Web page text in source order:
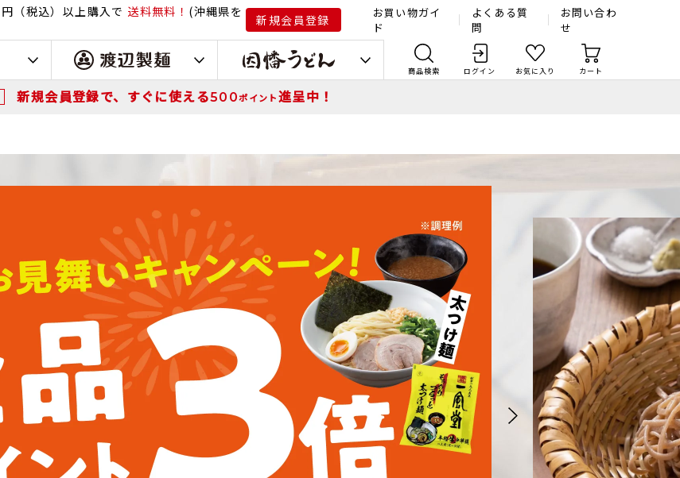
円（税込） 以上購入で 送料無料！ (沖縄県を
新規会員登録
お買い物ガイ
ド
よくある質
問
お問い合わ
せ
商品検索 ログイン お気に入り カート
新規会員登録で、すぐに使える500ポイント進呈中！